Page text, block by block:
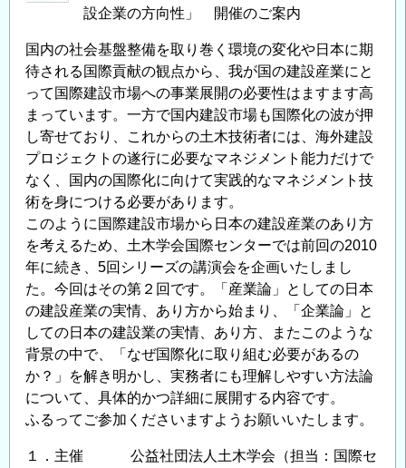
設企業の方向性」 開催のご案内
国内の社会基盤整備を取り巻く環境の変化や日本に期
待される国際貢献の観点から、我が国の建設産業にと
って国際建設市場への事業展開の必要性はますます高
まっています。一方で国内建設市場も国際化の波が押
し寄せており、これからの土木技術者には、海外建設
プロジェクトの遂行に必要なマネジメント能力だけで
なく、国内の国際化に向けて実践的なマネジメント技
術を身につける必要があります。
このように国際建設市場から日本の建設産業のあり方
を考えるため、土木学会国際センターでは前回の2010
年に続き、5回シリーズの講演会を企画いたしまし
た。今回はその第２回です。「産業論」としての日本
の建設産業の実情、あり方から始まり、「企業論」と
しての日本の建設業の実情、あり方、またこのような
背景の中で、「なぜ国際化に取り組む必要があるの
か？」を解き明かし、実務者にも理解しやすい方法論
について、具体的かつ詳細に展開する内容です。
ふるってご参加くださいますようお願いいたします。
１．主催 公益社団法人土木学会（担当：国際セ